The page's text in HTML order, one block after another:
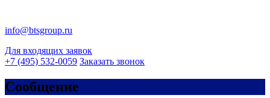
info@btsgroup.ru
Для входящих заявок
+7 (495) 532-0059 Заказать звонок
Сообщение